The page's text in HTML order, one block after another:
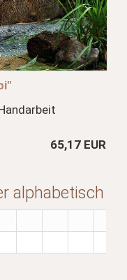
65,17 EUR
alphabetisch